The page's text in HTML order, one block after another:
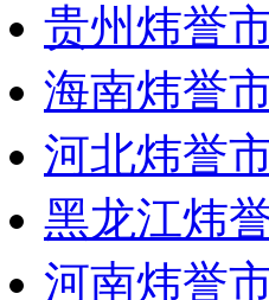
贵州炜誉
海南炜誉
河北炜誉
黑龙江炜
河南炜誉